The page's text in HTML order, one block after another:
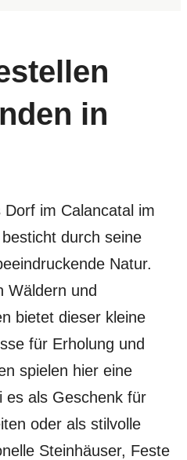
in
im Calancatal im
durch seine
Natur.
Wäldern und
bietet dieser kleine
für Erholung und
spielen hier eine
es als Geschenk für
oder als stilvolle
Steinhäuser, Feste